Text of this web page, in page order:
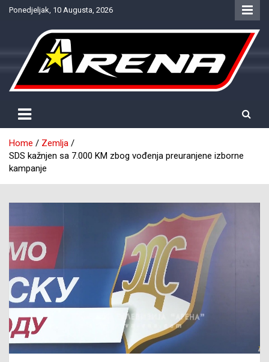
SkipPonedjeljak, 10 Augusta, 2026
NTV Arena
Home
Zemlja
SDS kažnjen sa 7.000 KM zbog vođenja preuranjene izborne
kampanje